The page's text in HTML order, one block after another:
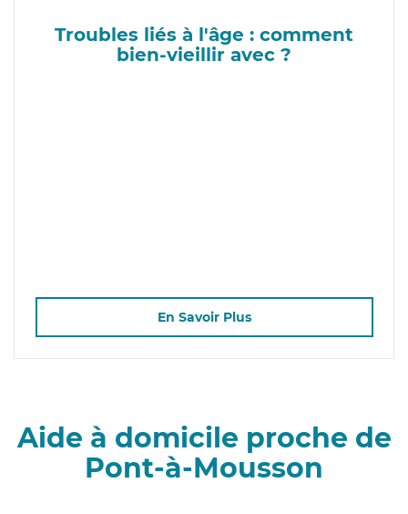
Troubles liés à l'âge : comment
bien-vieillir avec ?
En Savoir Plus
Aide à domicile proche de
Pont-à-Mousson